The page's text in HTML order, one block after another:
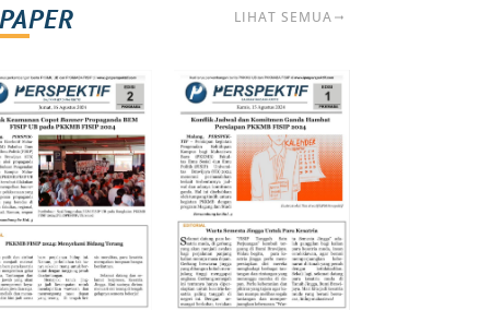
LIHAT SEMUA